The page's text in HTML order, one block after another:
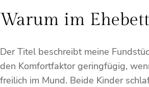
Warum im
Der Titel beschreibt meine
den Komfortfaktor geringfügig,
freilich im Mund. Beide Kinder